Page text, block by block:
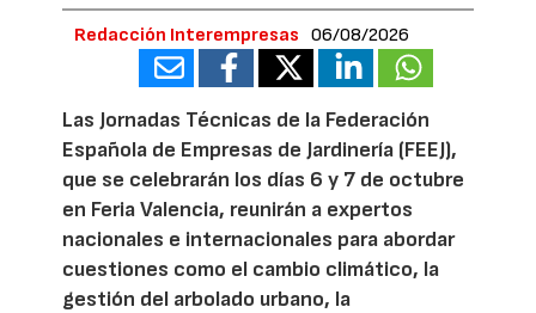
Redacción Interempresas 06/08/2026
Las Jornadas Técnicas de la Federación
Española de Empresas de Jardinería (FEEJ),
que se celebrarán los días 6 y 7 de octubre
en Feria Valencia, reunirán a expertos
nacionales e internacionales para abordar
cuestiones como el cambio climático, la
gestión del arbolado urbano, la